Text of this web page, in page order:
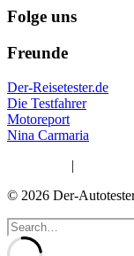
Folge uns
Freunde
Der-Reisetester.de
Die Testfahrer
Motoreport
Nina Carmaria
|
© 2026 Der-